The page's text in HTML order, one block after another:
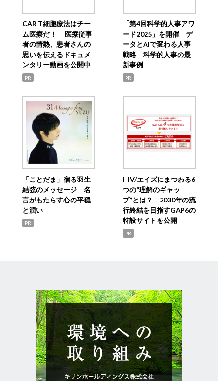
CAR T細胞療法はチー
ム医療だ！ 医療従事
者の情熱、患者さんの
思いを伝えるドキュメ
ンタリー動画を公開中
PR
「第4回科学的人事アワ
ード2025」を開催 デ
ータとAIで変わる人事
戦略 科学的人事の最
新事例
PR
「ことだま」宿る羽生
結弦のメッセージ 名
言がもたらす心の平穏
と潤い
PR
HIV/エイズにまつわる6
つの“理解のギャッ
プ”とは？ 2030年の流
行終結を目指すGAP6の
特設サイトを公開
PR